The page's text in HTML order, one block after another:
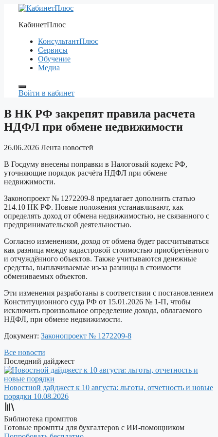
Перейти
содержимому
КабинетПлюс
КонсультантПлюс
Сервисы
Обучение
Медиа
Войти в кабинет
В НК РФ закрепят правила расчета
НДФЛ при обмене недвижимости
26.06.2026 Лента новостей
В Госдуму внесены поправки в Налоговый кодекс РФ,
уточняющие порядок расчёта НДФЛ при обмене
недвижимости.
Законопроект № 1272209-8 предлагает дополнить статью
214.10 НК РФ. Новые положения устанавливают, как
определять доход от обмена недвижимостью, не связанного с
предпринимательской деятельностью.
Согласно изменениям, доход от обмена будет рассчитываться
как разница между кадастровой стоимостью приобретённого
и отчуждённого объектов. Также учитываются денежные
средства, выплачиваемые из-за разницы в стоимости
обмениваемых объектов.
Эти изменения разработаны в соответствии с постановлением
Конституционного суда РФ от 15.01.2026 № 1-П, чтобы
исключить произвольное определение дохода, облагаемого
НДФЛ, при обмене недвижимости.
Документ: Законопроект № 1272209-8
Все новости
Последний дайджест
Новостной дайджест к 10 августа: льготы, отчетность и новые
порядки 10.08.2026
Библиотека промптов
Готовые промпты для бухгалтеров с ИИ-помощником